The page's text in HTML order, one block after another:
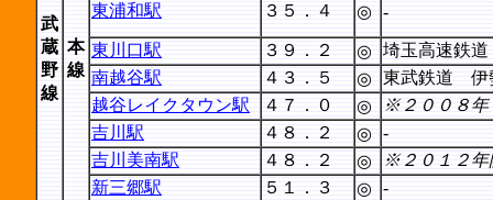
武
蔵
野
線
本
線
東浦和駅 ３５．４ ◎ -
東川口駅 ３９．２ ◎
埼玉高速鉄道
南越谷駅
４３．５ ◎
東武鉄道 伊
越谷レイクタウン駅
４７．０ ◎
※２００８年
吉川駅
４８．２ ◎
-
吉川美南駅
４８．２ ◎
※２０１２年
新三郷駅
５１．３ ◎
-